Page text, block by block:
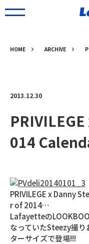
HOME ARCHIVE
2013.12.30
014
PRIVILEGE x Danny
r of 2014…
Lafayetteの
なっていたSteezy撮
ターサイズで登場!!!